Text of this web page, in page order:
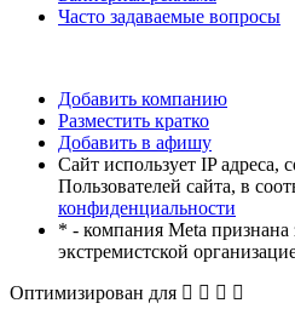
Часто задаваемые вопросы
Добавить компанию
Разместить кратко
Добавить в афишу
Сайт использует IP адреса,
Пользователей сайта, в
конфиденциальности
* - компания Meta
экстремистской
Оптимизирован для